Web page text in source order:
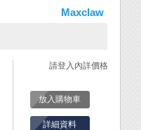
Maxclaw
請登入內詳價格
放入購物車
詳細資料